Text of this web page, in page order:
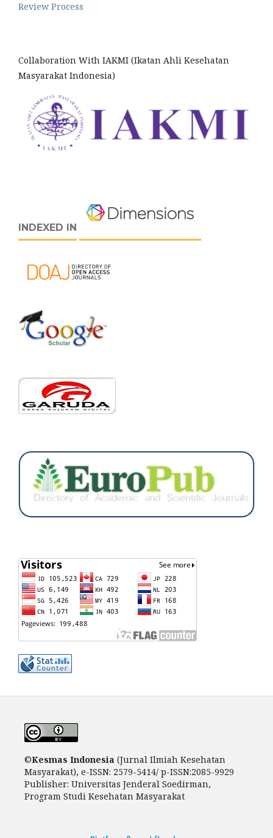
Review Process
Collaboration With IAKMI (Ikatan Ahli Kesehatan
Masyarakat Indonesia)
INDEXED IN
©Kesmas Indonesia (Jurnal Ilmiah Kesehatan
Masyarakat), e-ISSN: 2579-5414/ p-ISSN:2085-9929
Publisher: Universitas Jenderal Soedirman,
Program Studi Kesehatan Masyarakat